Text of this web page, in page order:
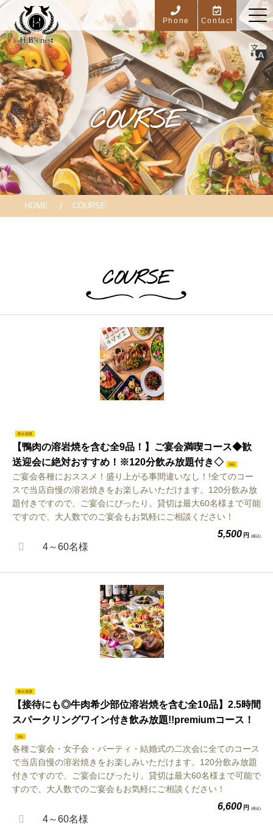
Phone Contact
COURSE
HOME COURSE
COURSE
飲み放題
【鴨肉の溶岩焼を含む全9品！】ご宴会満喫コース◆歓
送迎会に絶対おすすめ！※120分飲み放題付き◇
9品
ご宴会各種におススメ！盛り上がる事間違いなし！!全てのコー
スで当店自慢の溶岩焼きをお楽しみいただけます。120分飲み放
題付きですので、ご宴会にぴったり。貸切は最大60名様まで可能
ですので、大人数でのご宴会もお気軽にご相談ください！
5,500 円 (税込)
4～60名様
飲み放題
【接待にも◎牛肉希少部位溶岩焼を含む全10品】2.5時間
スパークリングワイン付き飲み放題!!premiumコース！
9品
各種ご宴会・女子会・パーティ・結婚式の二次会に全てのコース
で当店自慢の溶岩焼きをお楽しみいただけます。120分飲み放題
付きですので、ご宴会にぴったり。貸切は最大60名様まで可能で
すので、大人数でのご宴会もお気軽にご相談ください！
6,600 円 (税込)
4～60名様